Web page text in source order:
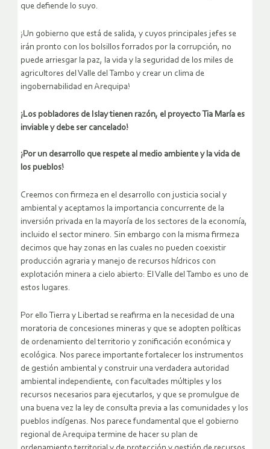
que defiende lo suyo.
¡Un gobierno que está de salida, y cuyos principales jefes se
irán pronto con los bolsillos forrados por la corrupción, no
puede arriesgar la paz, la vida y la seguridad de los miles de
agricultores del Valle del Tambo y crear un clima de
ingobernabilidad en Arequipa!
¡Los pobladores de Islay tienen razón, el proyecto Tia María es
inviable y debe ser cancelado!
¡Por un desarrollo que respete al medio ambiente y la vida de
los pueblos!
Creemos con firmeza en el desarrollo con justicia social y
ambiental y aceptamos la importancia concurrente de la
inversión privada en la mayoría de los sectores de la economía,
incluido el sector minero. Sin embargo con la misma firmeza
decimos que hay zonas en las cuales no pueden coexistir
producción agraria y manejo de recursos hídricos con
explotación minera a cielo abierto: El Valle del Tambo es uno de
estos lugares.
Por ello Tierra y Libertad se reafirma en la necesidad de una
moratoria de concesiones mineras y que se adopten políticas
de ordenamiento del territorio y zonificación económica y
ecológica. Nos parece importante fortalecer los instrumentos
de gestión ambiental y construir una verdadera autoridad
ambiental independiente, con facultades múltiples y los
recursos necesarios para ejecutarlos, y que se promulgue de
una buena vez la ley de consulta previa a las comunidades y los
pueblos indígenas. Nos parece fundamental que el gobierno
regional de Arequipa termine de hacer su plan de